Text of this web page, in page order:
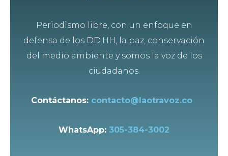
Periodismo libre, con un enfoque en
defensa de los DD.HH, la paz, conservación
del medio ambiente y somos la voz de los
ciudadanos.
Contáctanos: contacto@laotravoz.co
WhatsApp: 305-384-3002